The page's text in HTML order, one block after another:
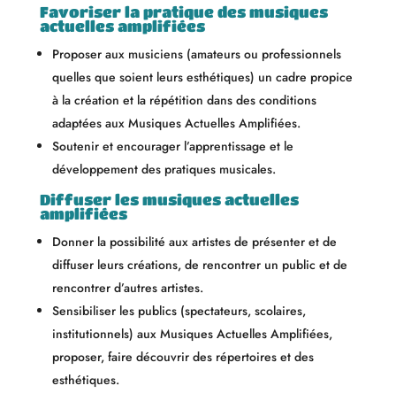
Favoriser la pratique des musiques
actuelles amplifiées
Proposer aux musiciens (amateurs ou professionnels
quelles que soient leurs esthétiques) un cadre propice
à la création et la répétition dans des conditions
adaptées aux Musiques Actuelles Amplifiées.
Soutenir et encourager l’apprentissage et le
développement des pratiques musicales.
Diffuser les musiques actuelles
amplifiées
Donner la possibilité aux artistes de présenter et de
diffuser leurs créations, de rencontrer un public et de
rencontrer d’autres artistes.
Sensibiliser les publics (spectateurs, scolaires,
institutionnels) aux Musiques Actuelles Amplifiées,
proposer, faire découvrir des répertoires et des
esthétiques.